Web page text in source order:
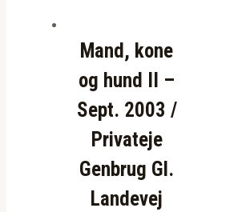
Mand, kone
og hund II –
Sept. 2003 /
Privateje
Genbrug Gl.
Landevej